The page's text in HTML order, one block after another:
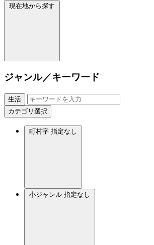
現在地から探す
ジャンル／キーワード
生活
カテゴリ選択
町村字 指定なし
小ジャンル 指定なし